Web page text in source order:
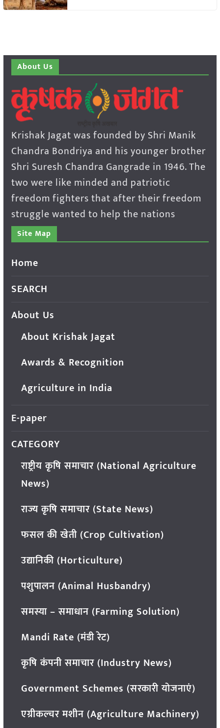
About Us
Krishak Jagat was founded by Shri Manik
Chandra Bondriya and his younger brother
Shri Suresh Chandra Gangrade in 1946. The
two were like minded and patriotic
freedom fighters that after their freedom
struggle wanted to help the nations
Site Map
Home
SEARCH
About Us
About Krishak Jagat
Awards & Recognition
Agriculture in India
E-paper
CATEGORY
राष्ट्रीय कृषि समाचार (National Agriculture
News)
राज्य कृषि समाचार (State News)
फसल की खेती (Crop Cultivation)
उद्यानिकी (Horticulture)
पशुपालन (Animal Husbandry)
समस्या – समाधान (Farming Solution)
Mandi Rate (मंडी रेट)
कृषि कंपनी समाचार (Industry News)
Government Schemes (सरकारी योजनाएं)
एग्रीकल्चर मशीन (Agriculture Machinery)